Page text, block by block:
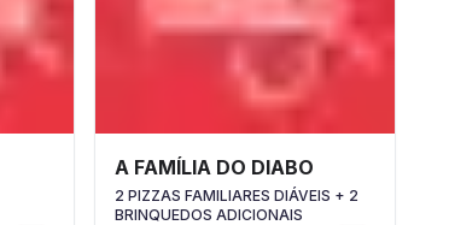
A FAMÍLIA DO DIABO
2 PIZZAS FAMILIARES DIÁVEIS + 2
BRINQUEDOS ADICIONAIS